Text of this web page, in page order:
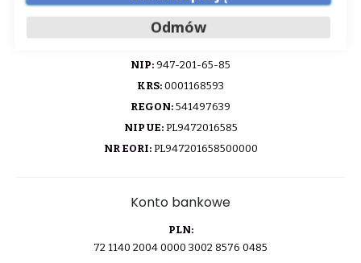
GNL sp. z o.o.
ul. Brukowa 10/3, 91-341 Łódź
NIP: 947-201-65-85
KRS: 0001168593
REGON: 541497639
NIP UE:PL9472016585
NR EORI:PL947201658500000
Konto bankowe
PLN:
72 1140 2004 0000 3002 8576 0485
Odmów